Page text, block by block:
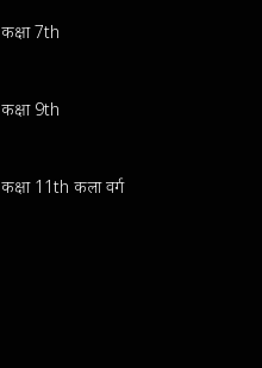
कक्षा 7th
कक्षा 9th
कक्षा 11th कला वर्ग